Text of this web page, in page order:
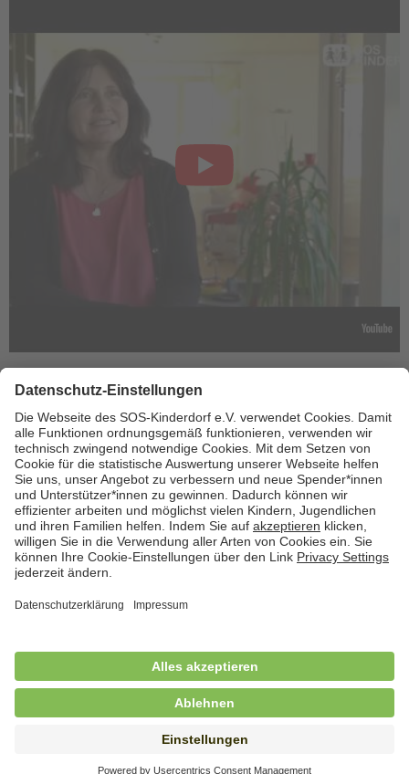
Zurück zum Stellenmarkt
Kontakt